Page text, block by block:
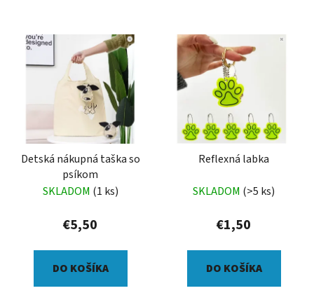
Detská nákupná taška so
psíkom
SKLADOM (1 ks)
€5,50
DO KOŠÍKA
Reflexná labka
SKLADOM (>5 ks)
€1,50
DO KOŠÍKA